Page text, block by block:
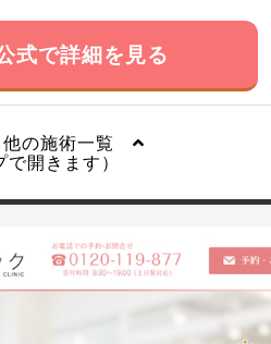
式で詳細を見る
の施術一覧
で開きます）